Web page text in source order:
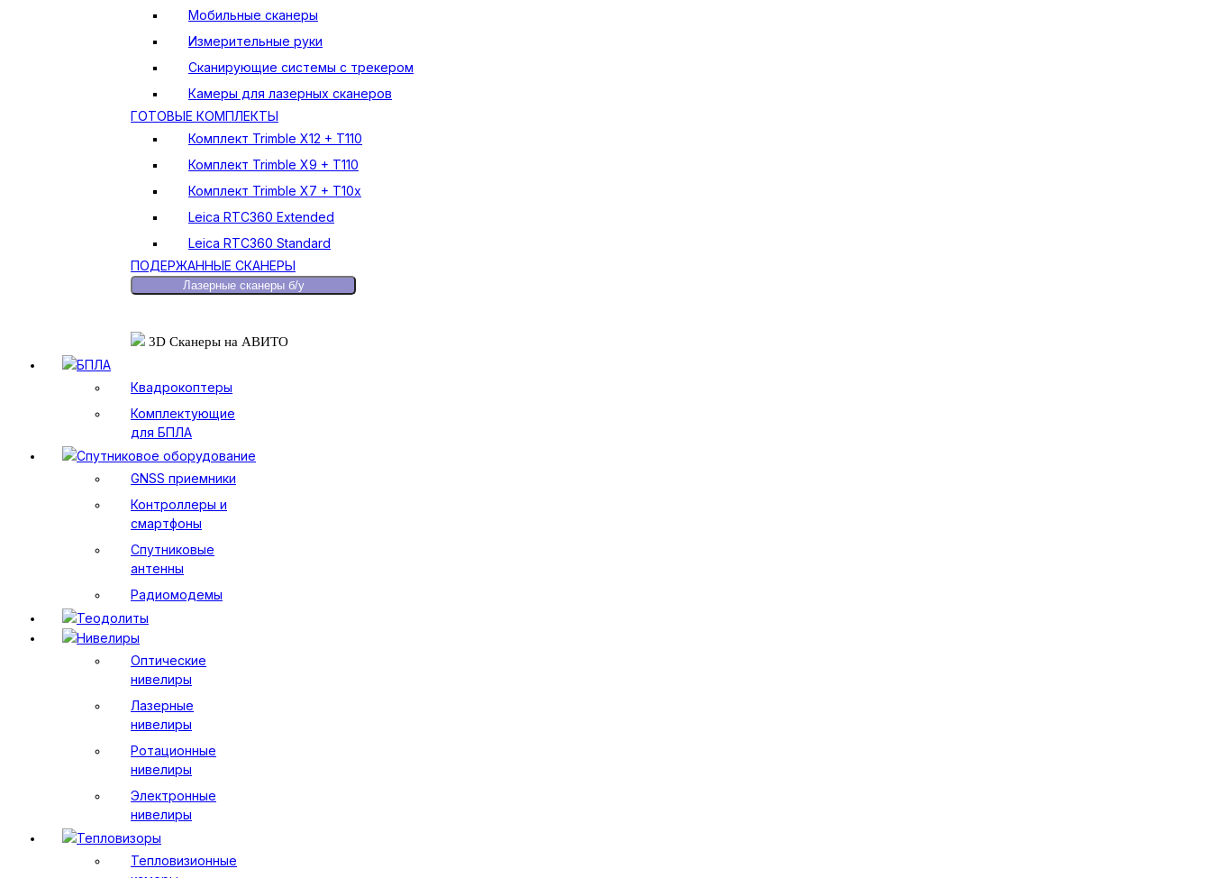
Мобильные сканеры
Измерительные руки
Сканирующие системы с трекером
Камеры для лазерных сканеров
ГОТОВЫЕ КОМПЛЕКТЫ
Комплект Trimble X12 + T110
Комплект Trimble X9 + T110
Комплект Trimble X7 + T10x
Leica RTC360 Extended
Leica RTC360 Standard
ПОДЕРЖАННЫЕ СКАНЕРЫ
Лазерные сканеры б/у
3D Сканеры на АВИТО
БПЛА
Квадрокоптеры
Комплектующие
для БПЛА
Спутниковое оборудование
GNSS приемники
Контроллеры и
смартфоны
Спутниковые
антенны
Радиомодемы
Теодолиты
Нивелиры
Оптические
нивелиры
Лазерные
нивелиры
Ротационные
нивелиры
Электронные
нивелиры
Тепловизоры
Тепловизионные